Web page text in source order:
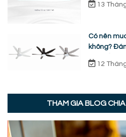
13
Có nên
không?
thực tế
12
THAM GIA BLOG